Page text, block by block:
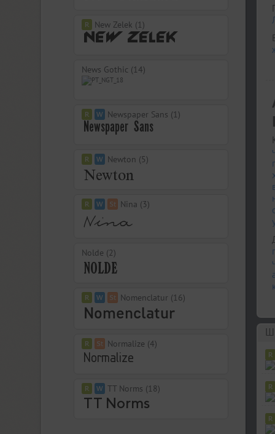
New Zelek (1)
News Gothic (14)
Newspaper Sans (1)
Newton (5)
Nina (3)
Nolde (2)
Nomenclatur (16)
Normalize (4)
TT Norms (18)